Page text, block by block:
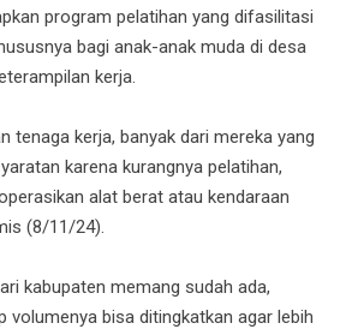
program pelatihan yang difasilitasi
bagi anak-anak muda di desa
kerja.
tenaga kerja, banyak dari mereka yang
karena kurangnya pelatihan,
alat berat atau kendaraan
(8/11/24).
kabupaten memang sudah ada,
volumenya bisa ditingkatkan agar lebih